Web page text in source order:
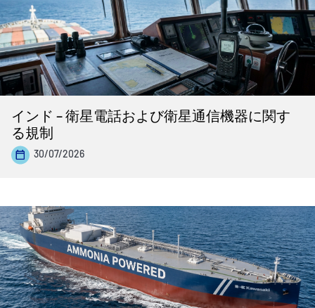
インド – 衛星電話および衛星通信機器に関す
る規制
30/07/2026